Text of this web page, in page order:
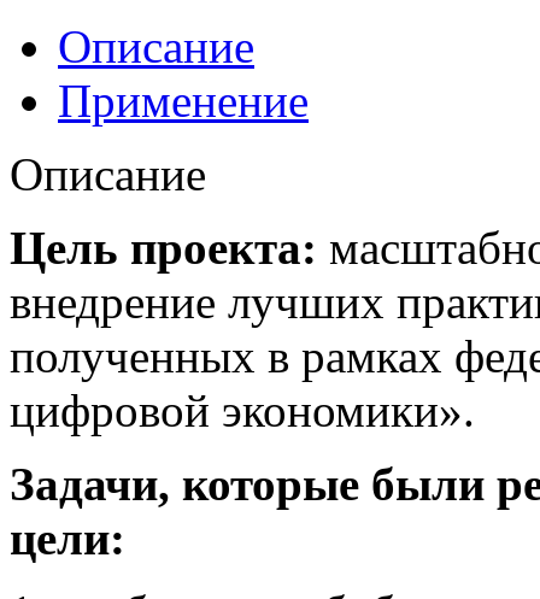
Описание
Применение
Описание
Цель проекта:
внедрение лучших
полученных в рамках
цифровой экономики».
Задачи, которые были
цели: